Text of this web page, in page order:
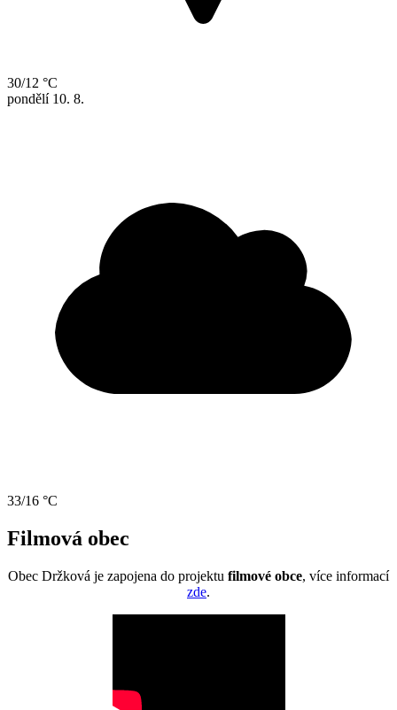
30/12 °C
pondělí 10. 8.
33/16 °C
Filmová obec
Obec Držková je zapojena do projektu filmové obce, více informací
zde.